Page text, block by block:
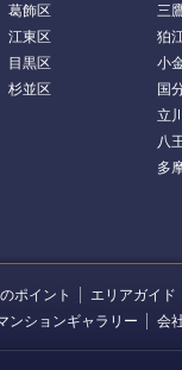
葛飾区
江東区
目黒区
杉並区
三
狛
小
国
立
八
多
ポイント エリアガイド
ンションギャラリー
会